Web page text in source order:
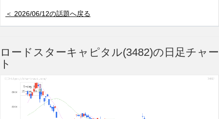
＜ 2026/06/12の話題へ戻る
ロードスターキャピタル(3482)の日足チャー
ト